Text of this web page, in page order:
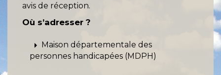
avis de réception.
Où s’adresser ?
arrow_right
Maison départementale des
personnes handicapées (MDPH)